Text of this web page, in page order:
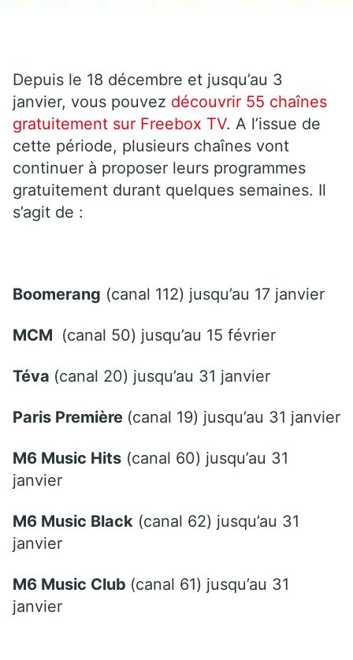
Depuis le 18 décembre et jusqu’au 3
janvier, vous pouvez découvrir 55 chaînes
gratuitement sur Freebox TV. A l’issue de
cette période, plusieurs chaînes vont
continuer à proposer leurs programmes
gratuitement durant quelques semaines. Il
s’agit de :
Boomerang (canal 112) jusqu’au 17 janvier
MCM (canal 50) jusqu’au 15 février
Téva (canal 20) jusqu’au 31 janvier
Paris Première (canal 19) jusqu’au 31 janvier
M6 Music Hits (canal 60) jusqu’au 31
janvier
M6 Music Black (canal 62) jusqu’au 31
janvier
M6 Music Club (canal 61) jusqu’au 31
janvier